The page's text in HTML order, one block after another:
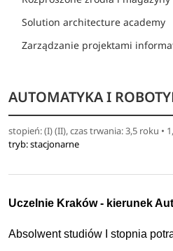
AUTOMATYKA I
stopień: (I) (II), czas trwania: 3,5 roku •
tryb: stacjonarne
Uczelnie Kraków - kierunek
Absolwent studiów I stopnia
Solution architecture academy
Zarządzanie projektami